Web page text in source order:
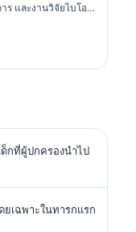
ร และงานวิจัยไบโอ
มีคลินิกแห่งเยอรมนี
จเพื่อการวินิจฉัย
เวชศาสตร์ห้อง
กที่ผู้ปกครองนำไป
เฉพาะในทารกแรก